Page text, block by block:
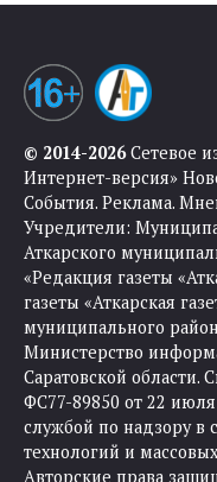
© 2014-2026Сетевое
Интернет-версия»
События. Реклама.
Учредители:
Аткарского
«Редакция газеты
газеты «Аткарская
муниципального
Министерство
Саратовской области.
ФС77-89850 от 22
службой по надзору
технологий и
Авторские права